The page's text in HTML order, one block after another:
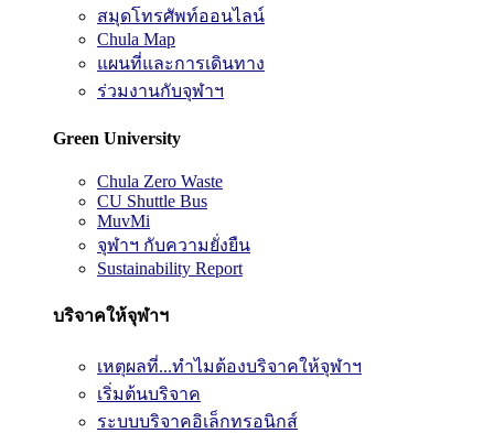
สมุดโทรศัพท์ออนไลน์
Chula Map
แผนที่และการเดินทาง
ร่วมงานกับจุฬาฯ
Green University
Chula Zero Waste
CU Shuttle Bus
MuvMi
จุฬาฯ กับความยั่งยืน
Sustainability Report
บริจาคให้จุฬาฯ
เหตุผลที่...ทำไมต้องบริจาคให้จุฬาฯ
เริ่มต้นบริจาค
ระบบบริจาคอิเล็กทรอนิกส์